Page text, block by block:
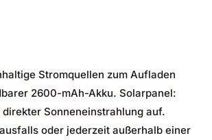
Stromquellen zum Aufladen
2600-mAh-Akku. Solarpanel:
Sonneneinstrahlung auf.
oder jederzeit außerhalb einer